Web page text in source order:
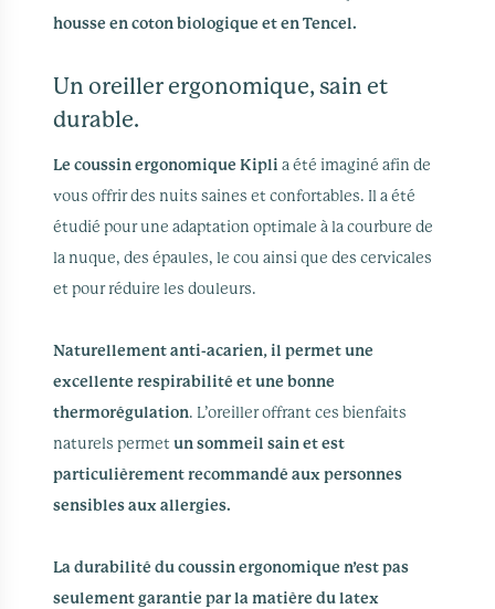
housse en coton biologique et en Tencel.
Un oreiller ergonomique, sain et
durable.
Le coussin ergonomique Kipli a été imaginé afin de
vous offrir des nuits saines et confortables. Il a été
étudié pour une adaptation optimale à la courbure de
la nuque, des épaules, le cou ainsi que des cervicales
et pour réduire les douleurs.
Naturellement anti-acarien, il permet une
excellente respirabilité et une bonne
thermorégulation. L’oreiller offrant ces bienfaits
naturels permet un sommeil sain et est
particulièrement recommandé aux personnes
sensibles aux allergies.
La durabilité du coussin ergonomique n’est pas
seulement garantie par la matière du latex